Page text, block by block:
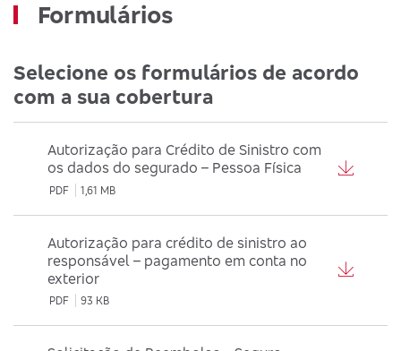
Formulários
Selecione os formulários de acordo
com a sua cobertura
Autorização para Crédito de Sinistro com
os dados do segurado – Pessoa Física
PDF 1,61 MB
Autorização para crédito de sinistro ao
responsável – pagamento em conta no
exterior
PDF 93 KB